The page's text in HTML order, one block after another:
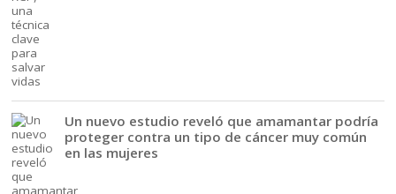
Un nuevo estudio reveló que amamantar podría
proteger contra un tipo de cáncer muy común
en las mujeres